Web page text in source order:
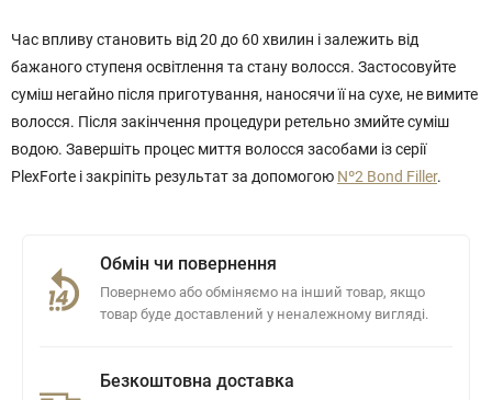
Час впливу становить від 20 до 60 хвилин і залежить від
бажаного ступеня освітлення та стану волосся. Застосовуйте
суміш негайно після приготування, наносячи її на сухе, не вимите
волосся. Після закінчення процедури ретельно змийте суміш
водою. Завершіть процес миття волосся засобами із серії
PlexForte і закріпіть результат за допомогою Nº2 Bond Filler.
Обмін чи повернення
Повернемо або обміняємо на інший товар, якщо
товар буде доставлений у неналежному вигляді.
Безкоштовна доставка